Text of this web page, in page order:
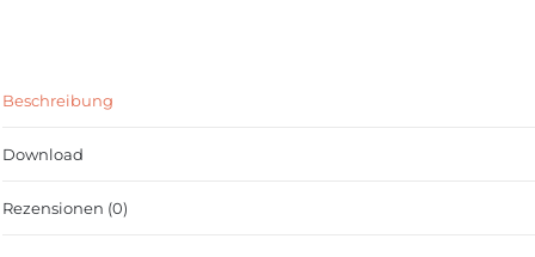
Beschreibung
Download
Rezensionen (0)